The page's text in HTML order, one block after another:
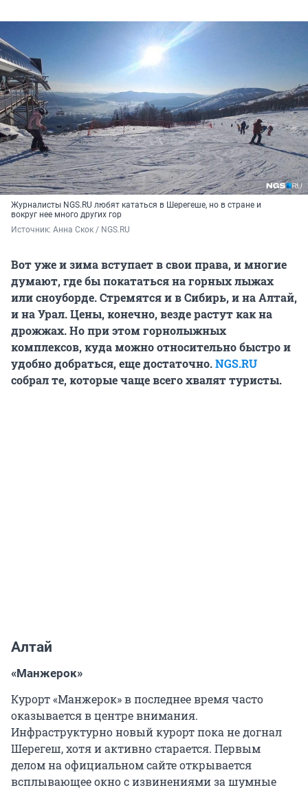
Журналисты NGS.RU любят кататься в Шерегеше, но в стране и
вокруг нее много других гор
Источник: Анна Скок / NGS.RU
Вот уже и зима вступает в свои права, и многие
думают, где бы покататься на горных лыжах
или сноуборде. Стремятся и в Сибирь, и на Алтай,
и на Урал. Цены, конечно, везде растут как на
дрожжах. Но при этом горнолыжных
комплексов, куда можно относительно быстро и
удобно добраться, еще достаточно.NGS.RU
собрал те, которые чаще всего хвалят туристы.
Алтай
«Манжерок»
Курорт «Манжерок» в последнее время часто
оказывается в центре внимания.
Инфраструктурно новый курорт пока не догнал
Шерегеш, хотя и активно старается. Первым
делом на официальном сайте открывается
всплывающее окно с извинениями за шумные